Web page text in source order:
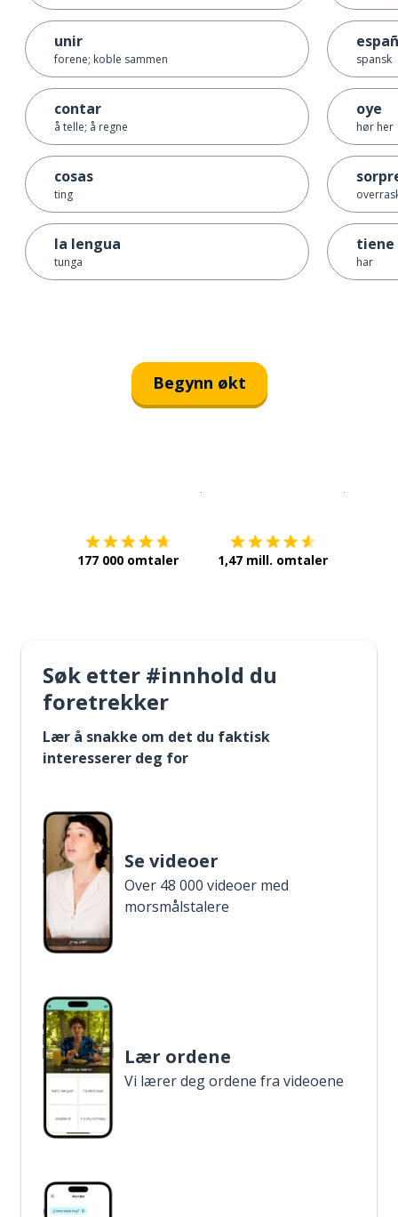
unir
forene; koble sammen
contar
å telle; å regne
cosas
ting
la lengua
tunga
spansk
oye
hør her
tiene
har
Begynn økt
177 000 omtaler 1,47 mill. omtaler
Søk etter #innhold du
foretrekker
Lær å snakke om det du faktisk
interesserer deg for
Se videoer
Over 48 000 videoer med
morsmålstalere
Lær ordene
Vi lærer deg ordene fra videoene